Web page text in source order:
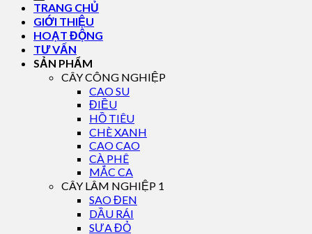
TRANG CHỦ
GIỚI THIỆU
HOẠT ĐỘNG
TƯ VẤN
SẢN PHẨM
CÂY CÔNG NGHIỆP
CAO SU
ĐIỀU
HỒ TIÊU
CHÈ XANH
CAO CAO
CÀ PHÊ
MẮC CA
CÂY LÂM NGHIỆP 1
SAO ĐEN
DẦU RÁI
SƯA ĐỎ